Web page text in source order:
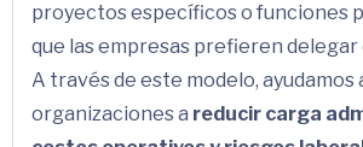
proyectos específicos o funciones
que las empresas prefieren
A través de este modelo, ayudamos
organizaciones a reducir carga